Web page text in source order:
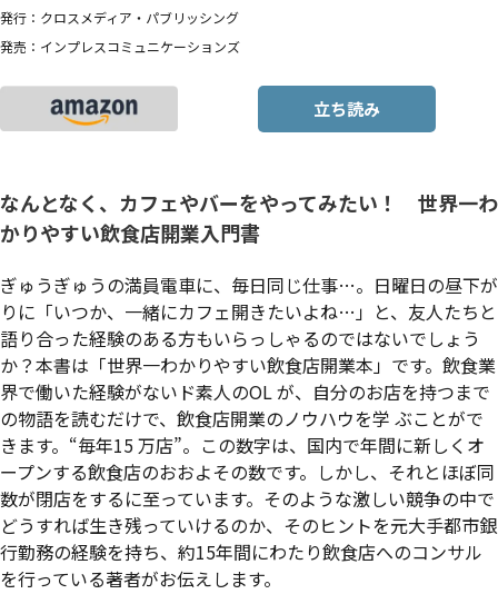
発行：クロスメディア・パブリッシング
発売：インプレスコミュニケーションズ
立ち読み
なんとなく、カフェやバーをやってみたい！ 世界一わ
かりやすい飲食店開業入門書
ぎゅうぎゅうの満員電車に、毎日同じ仕事…。日曜日の昼下が
りに「いつか、一緒にカフェ開きたいよね…」と、友人たちと
語り合った経験のある方もいらっしゃるのではないでしょう
か？本書は「世界一わかりやすい飲食店開業本」です。飲食業
界で働いた経験がないド素人のOL が、自分のお店を持つまで
の物語を読むだけで、飲食店開業のノウハウを学 ぶことがで
きます。“毎年15 万店”。この数字は、国内で年間に新しくオ
ープンする飲食店のおおよその数です。しかし、それとほぼ同
数が閉店をするに至っています。そのような激しい競争の中で
どうすれば生き残っていけるのか、そのヒントを元大手都市銀
行勤務の経験を持ち、約15年間にわたり飲食店へのコンサル
を行っている著者がお伝えします。